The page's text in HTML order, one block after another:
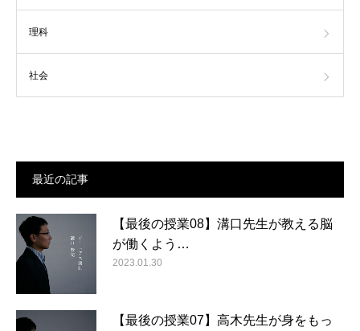
理科
社会
最近の記事
【最後の授業08】溝口先生が教える脳
が働くよう…
2023.01.30
【最後の授業07】高木先生が身をもっ